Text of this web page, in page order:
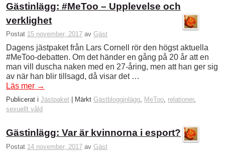
Gästinlägg: #MeToo – Upplevelse och
verklighet
Postat 15 november, 2017 av Gäst
Dagens jästpaket från Lars Cornell rör den högst aktuella
#MeToo-debatten. Om det händer en gång på 20 år att en
man vill duscha naken med en 27-åring, men att han ger sig
av när han blir tillsagd, då visar det …
Läs mer →
Publicerat i Jästpaket Märkt Gästblogginlägg, MeToo, relationer,
sexuellt våld
Gästinlägg: Var är kvinnorna i esport?
Postat 14 november, 2017 av Gäst